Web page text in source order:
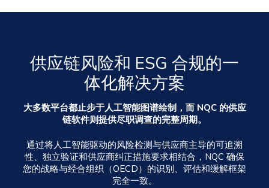
供应链风险和 ESG 合规的一
体化解决方案
大多数平台都止步于人工智能图谱绘制，而 NQC 的供应
链软件则提供尽职调查的完整周期。
通过将人工智能驱动的风险检测与供应商主导的可追溯
性、独立验证和供应商纠正措施要求相结合，NQC 确保
您的战略与经合组织（OECD）的识别、评估和缓解框架
完全一致。